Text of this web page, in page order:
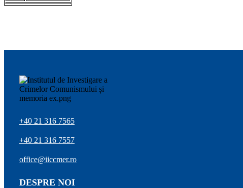
+40 21 316 7565
+40 21 316 7557
office@iiccmer.ro
DESPRE NOI